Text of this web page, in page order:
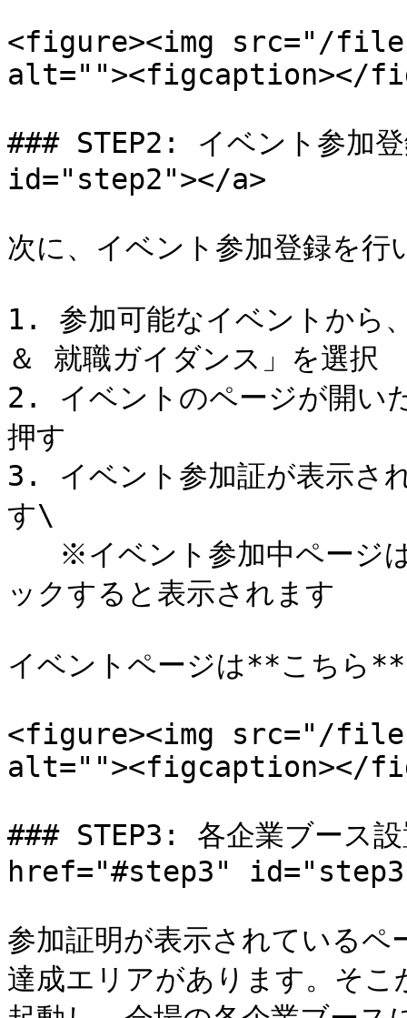
<figure><img src="/files/
alt=""><figcaption></
### STEP2: イベント参
id="step2"></a>
次に、イベント参加登録を行
1. 参加可能なイベントから
＆ 就職ガイダンス」を選択
2. イベントのページが開
押す
3. イベント参加証が表示さ
す\
ックすると表示されます
イベントページは**こちら**
<figure><img src="/files/
alt=""><figcaption></
### STEP3: 各企業ブース
href="#step3"
参加証明が表示されている
達成エリアがあります。そこ